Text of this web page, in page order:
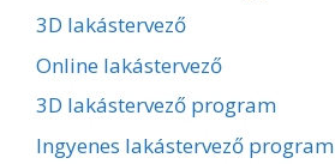
3D lakástervező
Online lakástervező
3D lakástervező program
Ingyenes lakástervező program